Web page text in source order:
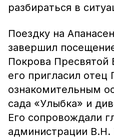
разбираться в
Поездку на
завершил
Покрова Пресвятой
его пригласил отец
ознакомительным
сада «Улыбка» и
Его сопровождали
администрации В.Н.